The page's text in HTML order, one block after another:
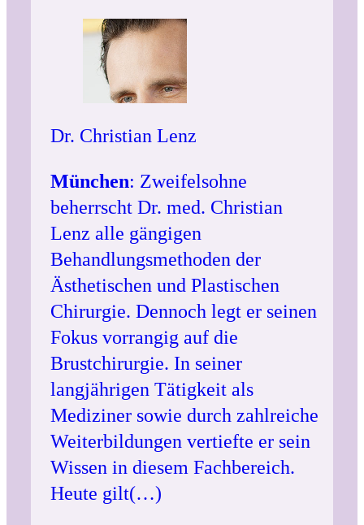
Dr. Christian Lenz
München: Zweifelsohne
beherrscht Dr. med. Christian
Lenz alle gängigen
Behandlungsmethoden der
Ästhetischen und Plastischen
Chirurgie. Dennoch legt er seinen
Fokus vorrangig auf die
Brustchirurgie. In seiner
langjährigen Tätigkeit als
Mediziner sowie durch zahlreiche
Weiterbildungen vertiefte er sein
Wissen in diesem Fachbereich.
Heute gilt(…)